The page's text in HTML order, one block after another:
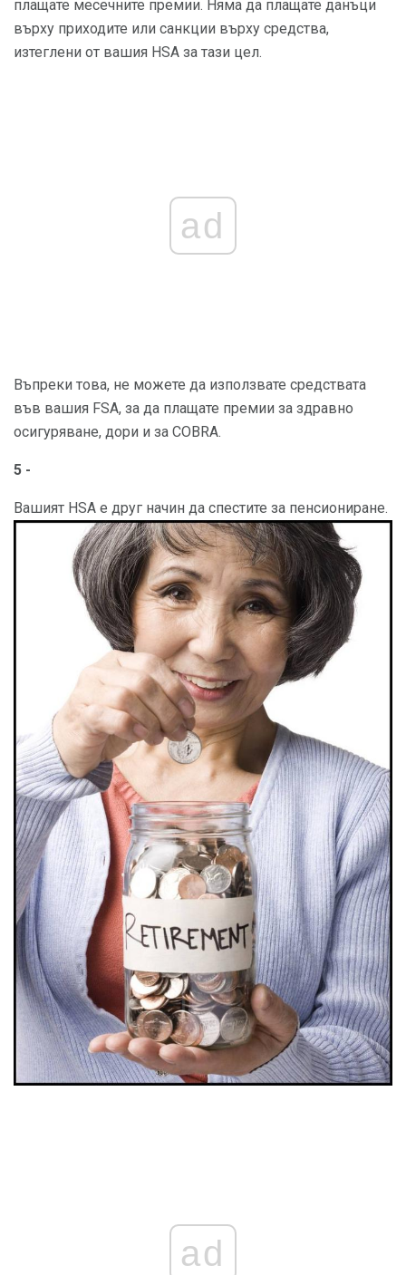
плащате месечните премии. Няма да плащате данъци
върху приходите или санкции върху средства,
изтеглени от вашия HSA за тази цел.
ad
Въпреки това, не можете да използвате средствата
във вашия FSA, за да плащате премии за здравно
осигуряване, дори и за COBRA.
5 -
Вашият HSA е друг начин да спестите за пенсиониране.
ad